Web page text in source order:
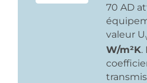
70 AD
valeur U
W/m²K.